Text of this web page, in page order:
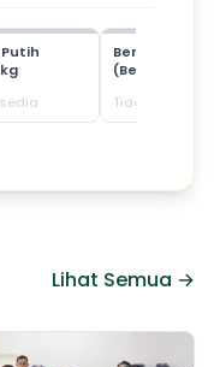
Beras
(Beras SPHP)
Tidak tersedia
Lihat Semua →